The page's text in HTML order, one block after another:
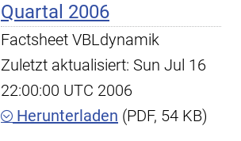
Quartal 2006
Factsheet VBLdynamik
Zuletzt aktualisiert: Sun Jul 16
22:00:00 UTC 2006
Herunterladen (PDF, 54 KB)